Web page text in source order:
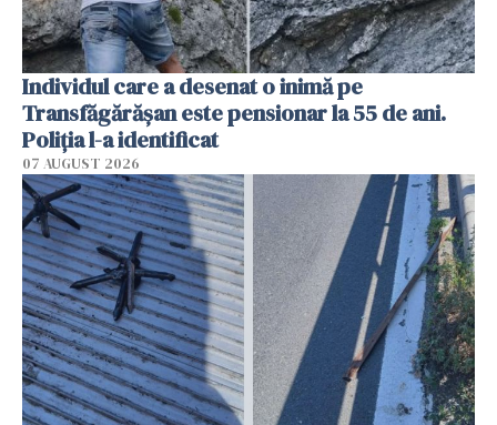
Individul care a desenat o inimă pe
Transfăgărășan este pensionar la 55 de ani.
Poliția l-a identificat
07 AUGUST 2026